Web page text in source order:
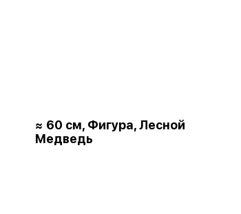
≈ 60 см, Фигура, Лесной
Медведь